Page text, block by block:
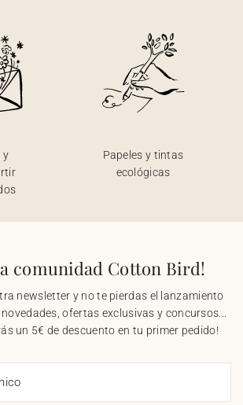
y
Papeles y tintas
ecológicas
comunidad Cotton Bird!
newsletter y no te pierdas el lanzamiento
ofertas exclusivas y concursos...
un 5€ de descuento en tu primer pedido!